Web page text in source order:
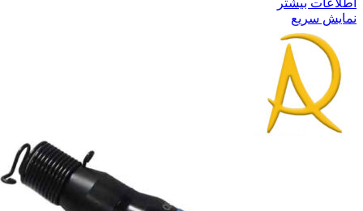
اطلاعات بیشتر
نمایش سریع